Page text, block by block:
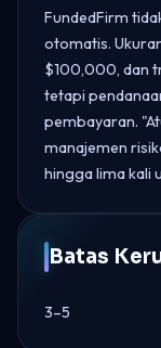
FundedFirm
otomatis.
$100,000, dan
tetapi
pembayaran.
manajemen
hingga lima kali
Batas
3–5